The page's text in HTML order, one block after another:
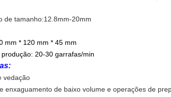
de tamanho:12.8mm-20mm
mm * 120 mm * 45 mm
20-30 garrafas/min
vedação
enxaguamento de baixo volume e operações de